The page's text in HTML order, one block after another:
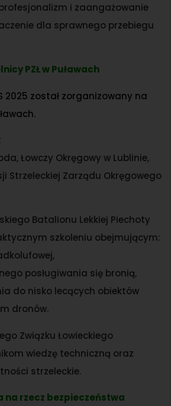
profesjonalizm i zaangażowanie
dla sprawnego przebiegu
PZŁ w Puławach
2025 został zorganizowany na
Łowczy Okręgowy w Lublinie,
Strzeleckiej Zarządu Okręgowego
Batalionu Lekkiej Piechoty
szkoleniu obejmującym:
posługiwania się bronią,
do nisko lecących obiektów
dronów.
Związku Łowieckiego
wiedzę techniczną oraz
strzeleckie.
na rzecz bezpieczeństwa